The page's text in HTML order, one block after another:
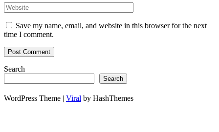
Save my name, email, and website in this browser for the next
time I comment.
Search
Search
WordPress Theme | Viral by HashThemes